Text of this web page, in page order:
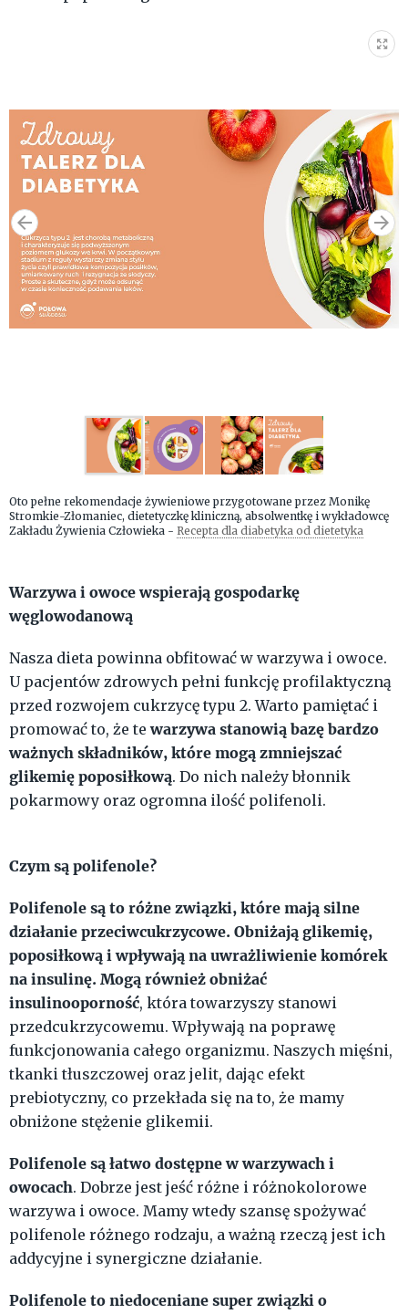
Oto pełne rekomendacje żywieniowe przygotowane przez Monikę
Stromkie-Złomaniec, dietetyczkę kliniczną, absolwentkę i wykładowcę
Zakładu Żywienia Człowieka - Recepta dla diabetyka od dietetyka
Warzywa i owoce wspierają gospodarkę
węglowodanową
Nasza dieta powinna obfitować w warzywa i owoce.
U pacjentów zdrowych pełni funkcję profilaktyczną
przed rozwojem cukrzycę typu 2. Warto pamiętać i
promować to, że tewarzywa stanowią bazę bardzo
ważnych składników, które mogą zmniejszać
glikemię poposiłkową. Do nich należy błonnik
pokarmowy oraz ogromna ilość polifenoli.
Czym są polifenole?
Polifenole są to różne związki, które mają silne
działanie przeciwcukrzycowe. Obniżają glikemię,
poposiłkową i wpływają na uwrażliwienie komórek
na insulinę. Mogą również obniżać
insulinooporność, która towarzyszy stanowi
przedcukrzycowemu. Wpływają na poprawę
funkcjonowania całego organizmu. Naszych mięśni,
tkanki tłuszczowej oraz jelit, dając efekt
prebiotyczny, co przekłada się na to, że mamy
obniżone stężenie glikemii.
Polifenole są łatwo dostępne w warzywach i
owocach. Dobrze jest jeść różne i różnokolorowe
warzywa i owoce. Mamy wtedy szansę spożywać
polifenole różnego rodzaju, a ważną rzeczą jest ich
addycyjne i synergiczne działanie.
Polifenole to niedoceniane super związki o